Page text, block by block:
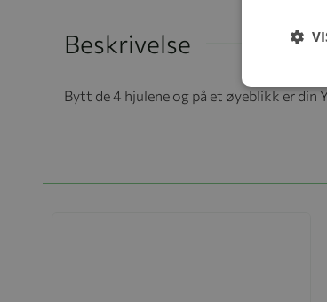
Beskrivelse
Bytt de 4 hjulene og på et øyeblikk er din